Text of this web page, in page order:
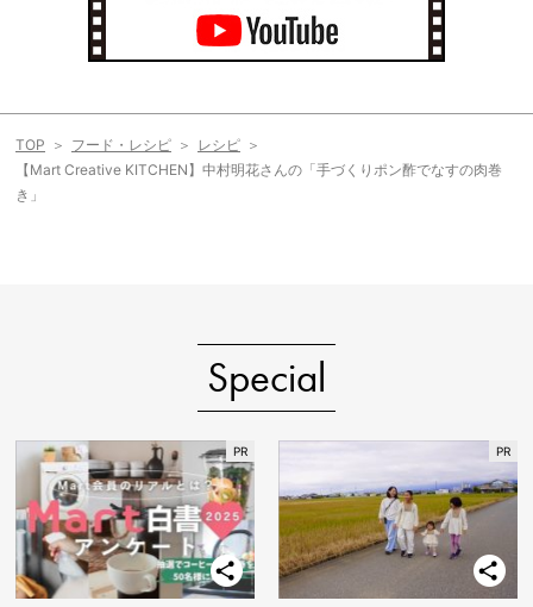
TOP フード・レシピ
レシピ
【Mart Creative KITCHEN】中村明花さんの「手づくりポン酢でなすの肉巻
き」
Special